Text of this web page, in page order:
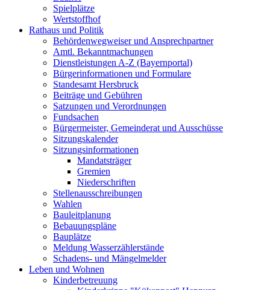
Spielplätze
Wertstoffhof
Rathaus und Politik
Behördenwegweiser und Ansprechpartner
Amtl. Bekanntmachungen
Dienstleistungen A-Z (Bayernportal)
Bürgerinformationen und Formulare
Standesamt Hersbruck
Beiträge und Gebühren
Satzungen und Verordnungen
Fundsachen
Bürgermeister, Gemeinderat und Ausschüsse
Sitzungskalender
Sitzungsinformationen
Mandatsträger
Gremien
Niederschriften
Stellenausschreibungen
Wahlen
Bauleitplanung
Bebauungspläne
Bauplätze
Meldung Wasserzählerstände
Schadens- und Mängelmelder
Leben und Wohnen
Kinderbetreuung